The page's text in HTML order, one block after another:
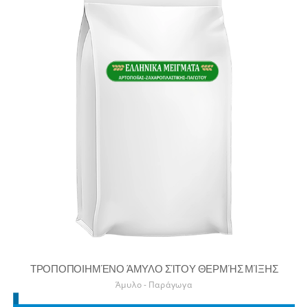
ΤΡΟΠΟΠΟΙΗΜΈΝΟ ΆΜΥΛΟ ΣΊΤΟΥ ΘΕΡΜΉΣ ΜΊΞΗΣ
Άμυλο - Παράγωγα